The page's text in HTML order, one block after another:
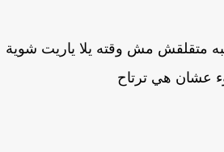
متقلقش مش وقته يلا ياريت شوية
عشان هي ترتاح